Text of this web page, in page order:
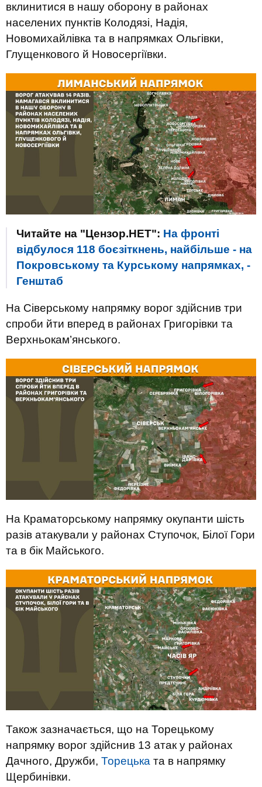
вклинитися в нашу оборону в районах
населених пунктів Колодязі, Надія,
Новомихайлівка та в напрямках Ольгівки,
Глущенкового й Новосергіївки.
Читайте на "Цензор.НЕТ": На фронті
відбулося 118 боєзіткнень, найбільше - на
Покровському та Курському напрямках, -
Генштаб
На Сіверському напрямку ворог здійснив три
спроби йти вперед в районах Григорівки та
Верхньокам’янського.
На Краматорському напрямку окупанти шість
разів атакували у районах Ступочок, Білої Гори
та в бік Майського.
Також зазначається, що на Торецькому
напрямку ворог здійснив 13 атак у районах
Дачного, Дружби, Торецька та в напрямку
Щербинівки.